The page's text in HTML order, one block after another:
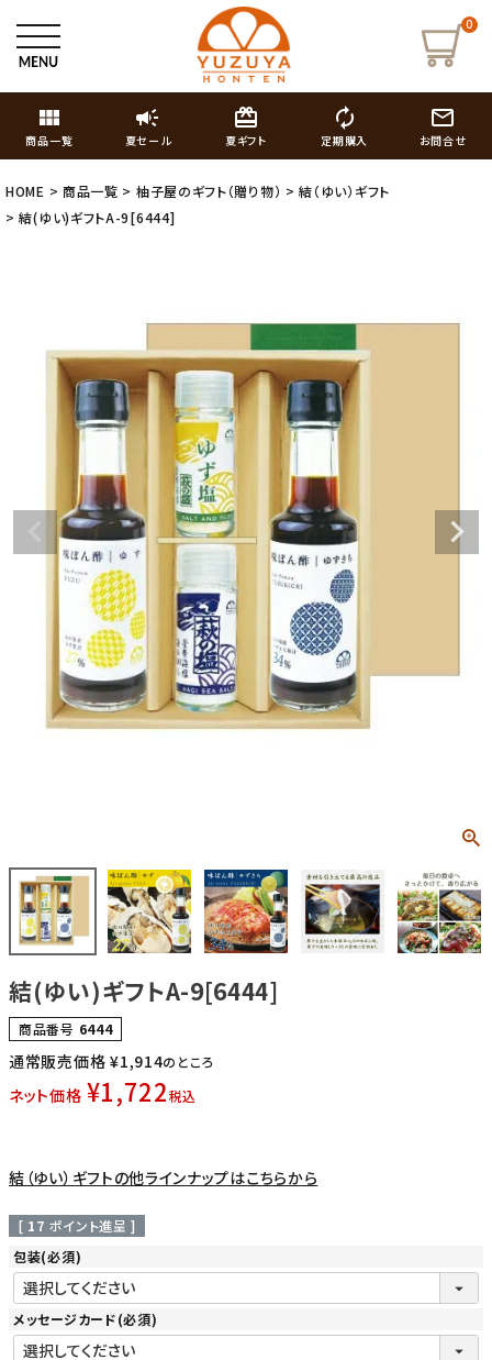
0
view_module
商品一覧
campaign
夏セール
card_giftcard
夏ギフト
autorenew
定期購入
mail_outline
お問合せ
HOME 商品一覧 柚子屋のギフト（贈り物）
結（ゆい）ギフト
結(ゆい)ギフトA-9[6444]
結(ゆい)ギフトA-9[6444]
商品番号 6444
通常販売価格 ¥1,914のところ
ネット価格 ¥1,722税込
結（ゆい）ギフトの他ラインナップはこちらから
[ 17 ポイント進呈 ]
包装(必須)
メッセージカード(必須)